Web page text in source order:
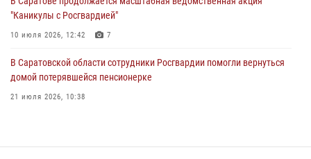
В Саратовской области при содействии спецназа Росгвардии
задержан подозреваемый в незаконном обороте наркотиков
"Каникулы с Росгвардией"
10 июля 2026, 12:42 7
В Саратовской области сотрудники Росгвардии помогли вернуться
домой потерявшейся пенсионерке
21 июля 2026, 10:38